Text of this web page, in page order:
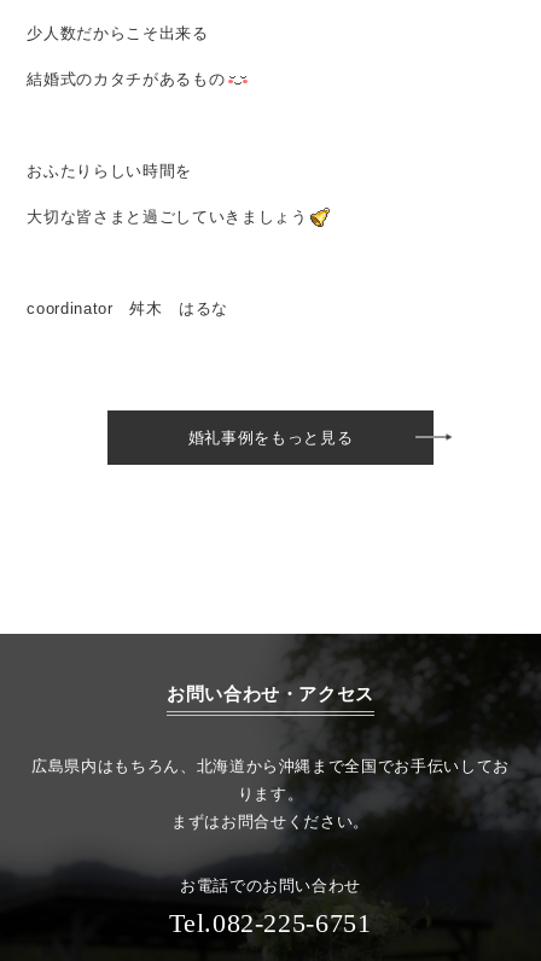
少人数だからこそ出来る
結婚式のカタチがあるもの
おふたりらしい時間を
大切な皆さまと過ごしていきましょう
coordinator 舛木 はるな
婚礼事例をもっと見る
お問い合わせ・アクセス
広島県内はもちろん、北海道から沖縄まで全国でお手伝いしてお
ります。
まずはお問合せください。
お電話でのお問い合わせ
Tel.082-225-6751